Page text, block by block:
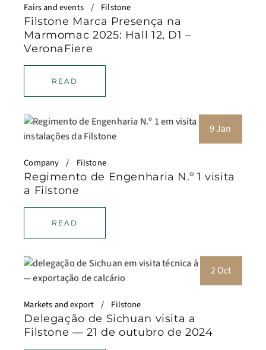
Fairs and events Filstone
Filstone Marca Presença na
Marmomac 2025: Hall 12, D1 –
VeronaFiere
READ
9 Jan
Company Filstone
Regimento de Engenharia N.º 1 visita
a Filstone
READ
2 Oct
Markets and export Filstone
Delegação de Sichuan visita a
Filstone — 21 de outubro de 2024